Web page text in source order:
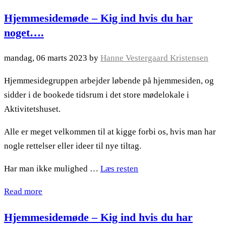
Hjemmesidemøde – Kig ind hvis du har
noget….
mandag, 06 marts 2023 by Hanne Vestergaard Kristensen
Hjemmesidegruppen arbejder løbende på hjemmesiden, og
sidder i de bookede tidsrum i det store mødelokale i
Aktivitetshuset.
Alle er meget velkommen til at kigge forbi os, hvis man har
nogle rettelser eller ideer til nye tiltag.
Har man ikke mulighed … Læs resten
Read more
Hjemmesidemøde – Kig ind hvis du har